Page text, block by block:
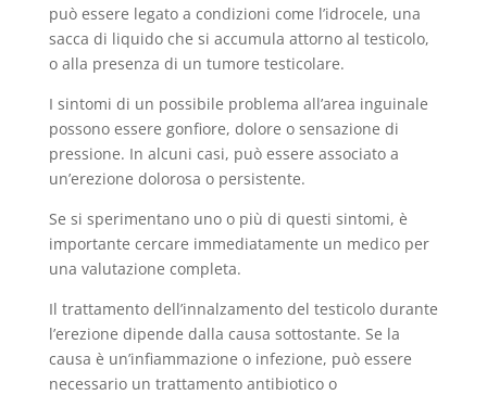
può essere legato a condizioni come l’idrocele, una
sacca di liquido che si accumula attorno al testicolo,
o alla presenza di un tumore testicolare.
I sintomi di un possibile problema all’area inguinale
possono essere gonfiore, dolore o sensazione di
pressione. In alcuni casi, può essere associato a
un’erezione dolorosa o persistente.
Se si sperimentano uno o più di questi sintomi, è
importante cercare immediatamente un medico per
una valutazione completa.
Il trattamento dell’innalzamento del testicolo durante
l’erezione dipende dalla causa sottostante. Se la
causa è un’infiammazione o infezione, può essere
necessario un trattamento antibiotico o